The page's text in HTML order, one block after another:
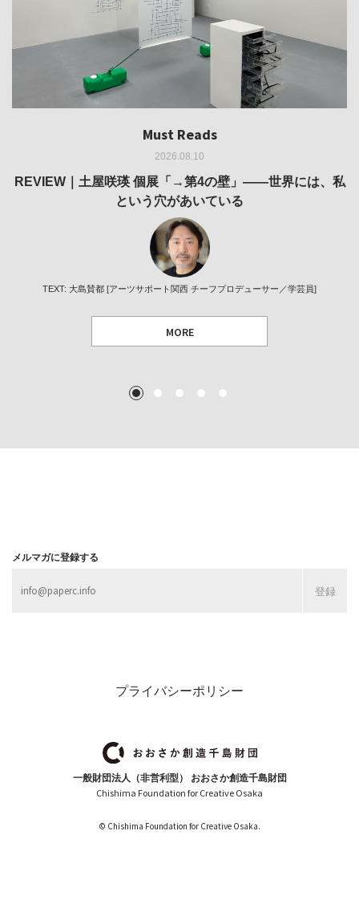
Must Reads
2026.08.10
REVIEW｜土屋咲瑛 個展「→第4の壁」——世界には、私
という穴があいている
TEXT: 大島賛都 [アーツサポート関西 チーフプロデューサー／学芸員]
MORE
Must Reads
2026.08.10
INSIGHT｜大阪風景帖 #1：声の集い——九条・谷町六丁
目
TEXT: 阿児つばさ [芸術家]
MORE
Must Reads
2026.06.29
編集会議をひらく 第3回：出口清史さん（JR西日本SC開
発・未来価値創造部）｜人が動…
MORE
Must Reads
2026.05.14
REVIEW｜果たして美術家・梅津庸一は、「大阪のゆかり
作家」となることができたのか…
TEXT: 大島賛都 [アーツサポート関西 チーフプロデューサー／学芸員]
MORE
Must Reads
2026.03.11
REPORT｜博覧会の残像
TEXT: ダニエル・アビー [美術史・写真研究者]
MORE
1 2 3 4 5
メルマガに登録する
プライバシーポリシー
一般財団法人（非営利型） おおさか創造千島財団
Chishima Foundation for Creative Osaka
© Chishima Foundation for Creative Osaka.